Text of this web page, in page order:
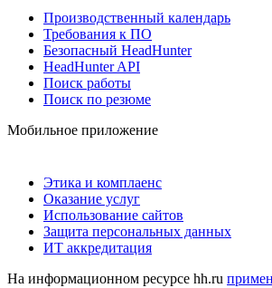
Производственный календарь
Требования к ПО
Безопасный HeadHunter
HeadHunter API
Поиск работы
Поиск по резюме
Мобильное приложение
Этика и комплаенс
Оказание услуг
Использование сайтов
Защита персональных данных
ИТ аккредитация
На информационном ресурсе hh.ru